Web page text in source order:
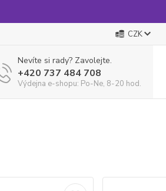
CZK
Nevíte si rady? Zavolejte.
+420 737 484 708
Výdejna e-shopu: Po-Ne, 8-20 hod.